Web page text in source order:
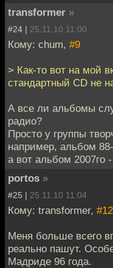
transformer »
#24 | 25.11.10 11:00
Кому: chum, #9
> Как-то вот на мой
стандартный CD не
А все ли альбомы
радио?
Просто у группы
например, альбом
а вот альбом 2007го
portos »
#25 | 25.11.10 11:04
Кому: transformer, #12
Меня больше всего
реально пашут.
Мадриде 96 года.